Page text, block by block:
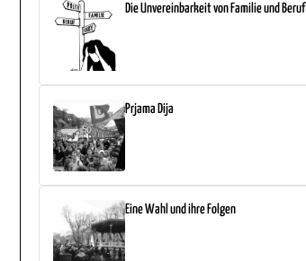
Die Unvereinbarkeit von Familie und Beruf
Prjama Dija
Eine Wahl und ihre Folgen